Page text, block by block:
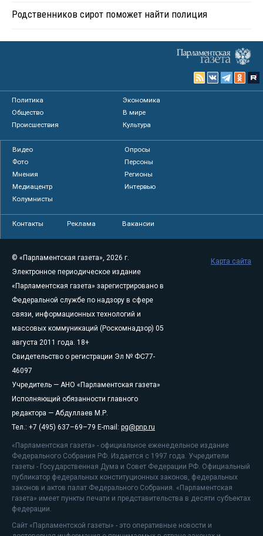
Родственников сирот поможет найти полиция
Политика
Экономика
Общество
В мире
Происшествия
Культура
Видео
Опросы
Фото
Персоны
Мнения
Регионы
Медиацентр
Интервью
Колумнисты
Контакты Реклама Вакансии
© «Парламентская газета», 2026 г.
Электронное периодическое издание
«Парламентская газета» зарегистрировано в
Федеральной службе по надзору в сфере
связи, информационных технологий и
массовых коммуникаций (Роскомнадзор) 05
августа 2011 года. 18+
Свидетельство о регистрации Эл № ФС77-
46097
Учредитель — АНО «Парламентская газета»
Исполняющий обязанности главного
редактора — Абдуллаев М.Р.
Тел.: +7 (495) 637–69–79 E-mail: pg@pnp.ru
«Парламентская газета» - официальное еженедельное издание
Федерального Собрания РФ. Издается с 1997 года. Учредители
газеты - Государственная Дума и Совет Федерации РФ. Официальный
публикатор федеральных конституционных законов, федеральных
законов и актов палат Федерального Собрания. «Парламентская
газета» имеет пункты печати и представительства в десяти субъектах
федерации.
Сайт «Парламентской газеты» - это оперативные новости и
Карта сайта